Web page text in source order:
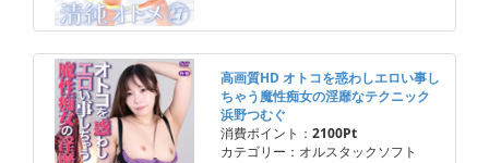
高画質HD オトコを惑わしエロい事し
ちゃう魔性痴女の淫靡なテクニック
浜野つむぐ
消費ポイント： 2100Pt
カテゴリー：オルスタックソフト